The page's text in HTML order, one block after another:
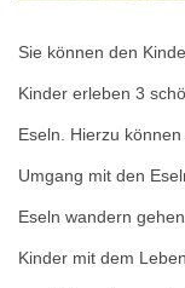
Sie können den
Kinder erleben 3
Eseln. Hierzu
Umgang mit den
Eseln wandern
Kinder mit dem